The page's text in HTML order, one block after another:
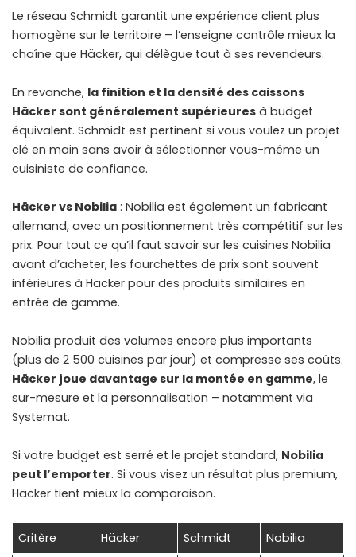
Le réseau Schmidt garantit une expérience client plus
homogène sur le territoire – l’enseigne contrôle mieux la
chaîne que Häcker, qui délègue tout à ses revendeurs.
En revanche, la finition et la densité des caissons
Häcker sont généralement supérieures à budget
équivalent. Schmidt est pertinent si vous voulez un projet
clé en main sans avoir à sélectionner vous-même un
cuisiniste de confiance.
Häcker vs Nobilia : Nobilia est également un fabricant
allemand, avec un positionnement très compétitif sur les
prix. Pour tout ce qu’il faut savoir sur les cuisines Nobilia
avant d’acheter, les fourchettes de prix sont souvent
inférieures à Häcker pour des produits similaires en
entrée de gamme.
Nobilia produit des volumes encore plus importants
(plus de 2 500 cuisines par jour) et compresse ses coûts.
Häcker joue davantage sur la montée en gamme, le
sur-mesure et la personnalisation – notamment via
Systemat.
Si votre budget est serré et le projet standard, Nobilia
peut l’emporter. Si vous visez un résultat plus premium,
Häcker tient mieux la comparaison.
Critère Häcker Schmidt Nobilia